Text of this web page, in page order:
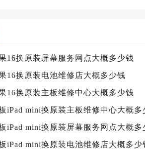
16换原装屏幕服务网点大概多少钱
16换原装电池维修店大概多少钱
16换原装主板维修中心大概多少钱
iPad mini换原装主板维修中心大概多
iPad mini换原装屏幕服务网点大概多
iPad mini换原装电池维修店大概多少